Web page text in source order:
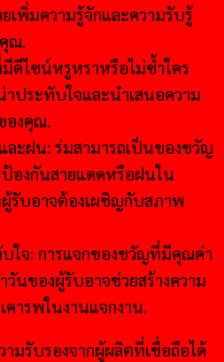
เพิ่มความรู้จักและความรับรู้
ณ.
ดีไซน์หรูหราหรือไม่ซ้ำใคร
ประทับใจและนำเสนอความ
องคุณ.
ละฝน: ร่มสามารถเป็นของขวัญ
องกันสายแดดหรือฝนใน
รับอาจต้องเผชิญกับสภาพ
บใจ: การแจกของขวัญที่มีคุณค่า
นของผู้รับอาจช่วยสร้างความ
ารพในงานแจกงาน.
มรับรองจากผู้ผลิตที่เชื่อถือได้